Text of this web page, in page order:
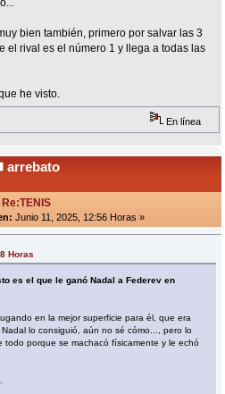
bien también, primero por salvar las 3
el rival es el número 1 y llega a todas las
he visto.
En línea
arrebato
Re:TENIS
Junio 11, 2025, 12:56 Horas »
Horas
es el que le ganó Nadal a Federev en
en la mejor superficie para él, que era
lo consiguió, aún no sé cómo..., pero lo
todo porque se machacó físicamente y le echó